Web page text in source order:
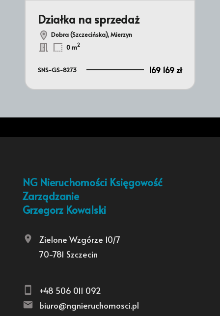
Działka na sprzedaż
Dobra (Szczecińska), Mierzyn
0 m2
SNS-GS-8273 169 169 zł
NG Nieruchomości Księgowość
Zarządzanie
Grzegorz Kowalski
Zielone Wzgórze 10/7
70-781 Szczecin
+48 506 011 092
biuro@ngnieruchomosci.pl